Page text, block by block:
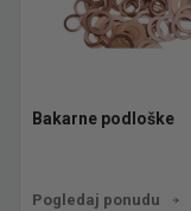
Bakarne podloške
Pogledaj ponudu